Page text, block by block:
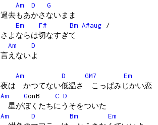
Am
D
G
過去もあかさないまま
Em
F# Bm A#aug /
さよならは切なすぎて
Am
D
言えないよ
Am D GM7
Em
夜は かつてない低温さ こっぱみじかい恋
Am
GonB C D
星がぼくたちにうそをついた
Am
D Bm
Em